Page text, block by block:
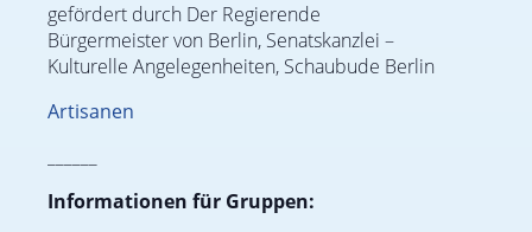
gefördert durch Der Regierende
Bürgermeister von Berlin, Senatskanzlei –
Kulturelle Angelegenheiten, Schaubude Berlin
Artisanen
Informationen für Gruppen: